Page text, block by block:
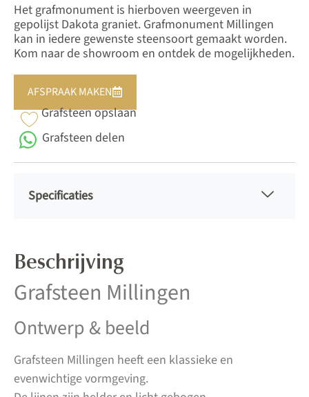
Het grafmonument is hierboven weergeven in
gepolijst Dakota graniet. Grafmonument Millingen
kan in iedere gewenste steensoort gemaakt worden.
Kom naar de showroom en ontdek de mogelijkheden.
AFSPRAAK MAKEN
Grafsteen opslaan
Grafsteen delen
Specificaties
Beschrijving
Grafsteen Millingen
Ontwerp & beeld
Grafsteen Millingen heeft een klassieke en
evenwichtige vormgeving.